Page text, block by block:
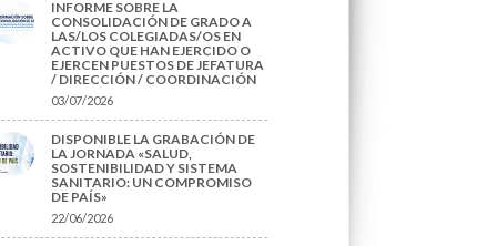
INFORME SOBRE LA
CONSOLIDACIÓN DE GRADO A
LAS/LOS COLEGIADAS/OS EN
ACTIVO QUE HAN EJERCIDO O
EJERCEN PUESTOS DE JEFATURA
/ DIRECCIÓN / COORDINACIÓN
03/07/2026
DISPONIBLE LA GRABACIÓN DE
LA JORNADA «SALUD,
SOSTENIBILIDAD Y SISTEMA
SANITARIO: UN COMPROMISO
DE PAÍS»
22/06/2026